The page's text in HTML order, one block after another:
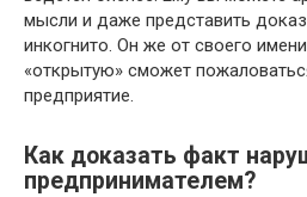
мысли и даже представить
инкогнито. Он же от своего
«открытую» сможет
предприятие.
Как доказать факт
предпринимателем?